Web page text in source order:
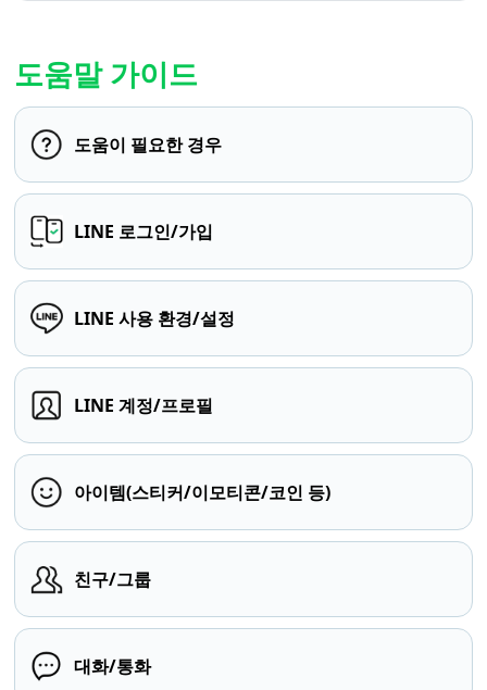
도움말 가이드
도움이 필요한 경우
LINE 로그인/가입
LINE 사용 환경/설정
LINE 계정/프로필
아이템(스티커/이모티콘/코인 등)
친구/그룹
대화/통화